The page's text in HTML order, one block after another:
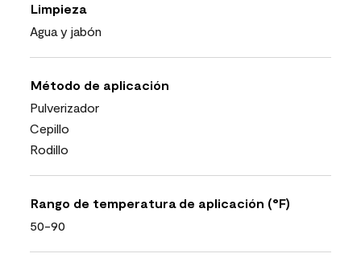
Limpieza
Agua y jabón
Método de aplicación
Pulverizador
Cepillo
Rodillo
Rango de temperatura de aplicación (°F)
50-90